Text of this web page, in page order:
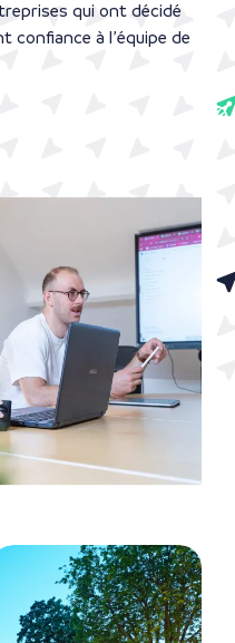
qui ont décidé
confiance à l’équipe de
TOURISME & HORECA
Stratégie
publicitaire